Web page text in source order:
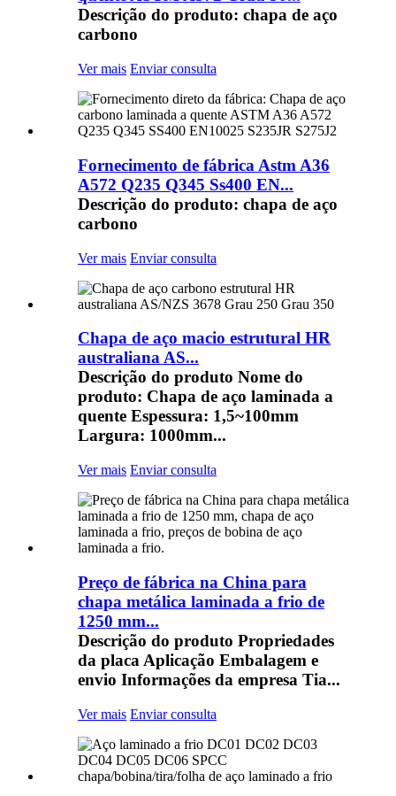
Descrição do produto: chapa de aço
carbono
Ver mais Enviar consulta
Fornecimento de fábrica Astm A36
A572 Q235 Q345 Ss400 EN...
Descrição do produto: chapa de aço
carbono
Ver mais Enviar consulta
Chapa de aço macio estrutural HR
australiana AS...
Descrição do produto Nome do
produto: Chapa de aço laminada a
quente Espessura: 1,5~100mm
Largura: 1000mm...
Ver mais Enviar consulta
Preço de fábrica na China para
chapa metálica laminada a frio de
1250 mm...
Descrição do produto Propriedades
da placa Aplicação Embalagem e
envio Informações da empresa Tia...
Ver mais Enviar consulta